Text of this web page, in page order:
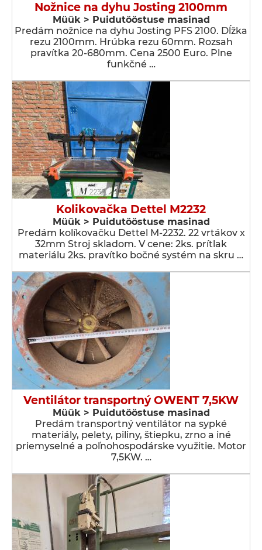
Nožnice na dyhu Josting 2100mm
Müük > Puidutööstuse masinad
Predám nožnice na dyhu Josting PFS 2100. Dĺžka
rezu 2100mm. Hrúbka rezu 60mm. Rozsah
pravítka 20-680mm. Cena 2500 Euro. Plne
funkčné …
Kolikovačka Dettel M2232
Müük > Puidutööstuse masinad
Predám kolíkovačku Dettel M-2232. 22 vrtákov x
32mm Stroj skladom. V cene: 2ks. prítlak
materiálu 2ks. pravítko bočné systém na skru …
Ventilátor transportný OWENT 7,5KW
Müük > Puidutööstuse masinad
Predám transportný ventilátor na sypké
materiály, pelety, piliny, štiepku, zrno a iné
priemyselné a poľnohospodárske využitie. Motor
7,5KW. …